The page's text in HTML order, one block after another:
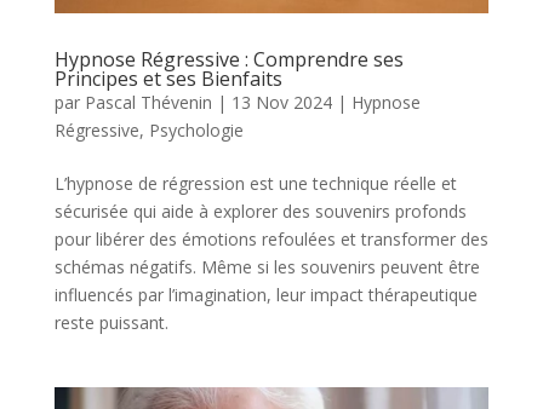
Hypnose Régressive : Comprendre ses
Principes et ses Bienfaits
par Pascal Thévenin | 13 Nov 2024| Hypnose
Régressive, Psychologie
L’hypnose de régression est une technique réelle et
sécurisée qui aide à explorer des souvenirs profonds
pour libérer des émotions refoulées et transformer des
schémas négatifs. Même si les souvenirs peuvent être
influencés par l’imagination, leur impact thérapeutique
reste puissant.